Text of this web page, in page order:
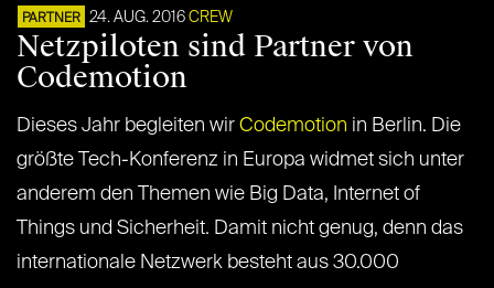
PARTNER 24. AUG. 2016 CREW
Netzpiloten sind Partner von
Codemotion
Dieses Jahr begleiten wir Codemotion in Berlin. Die
größte Tech-Konferenz in Europa widmet sich unter
anderem den Themen wie Big Data, Internet of
Things und Sicherheit. Damit nicht genug, denn das
internationale Netzwerk besteht aus 30.000